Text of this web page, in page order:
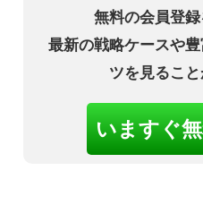
無料の会員登録
最新の戦略ケースや
ツを見ること
いますぐ